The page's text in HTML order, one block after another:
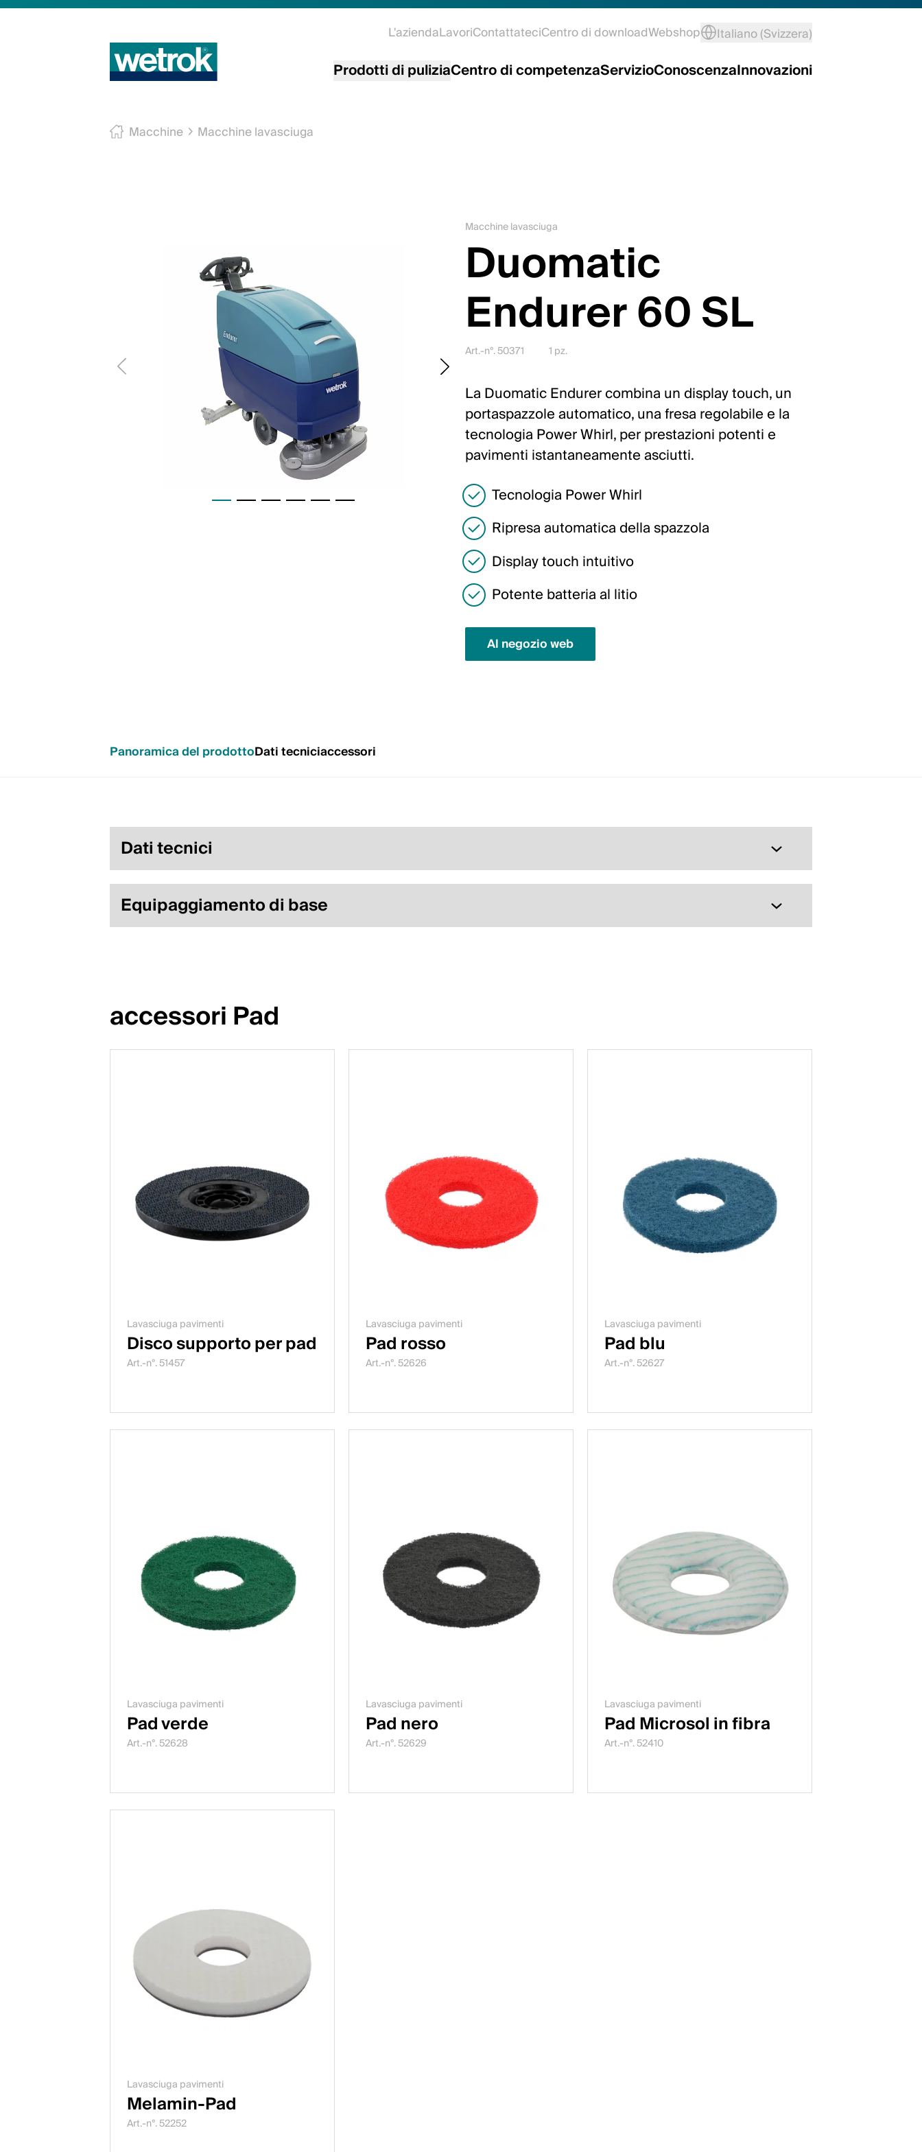
L'aziendaLavoriContattateciCentro di downloadWebshop Italiano (Svizzera)
Prodotti di puliziaCentro di competenzaServizioConoscenzaInnovazioni
Macchine Macchine lavasciuga
Macchine lavasciuga
Duomatic
Endurer 60 SL
Art.-n°. 50371 1 pz.
La Duomatic Endurer combina un display touch, un
portaspazzole automatico, una fresa regolabile e la
tecnologia Power Whirl, per prestazioni potenti e
pavimenti istantaneamente asciutti.
Tecnologia Power Whirl
Ripresa automatica della spazzola
Display touch intuitivo
Potente batteria al litio
Al negozio web
Panoramica del prodottoDati tecniciaccessori
Dati tecnici
Equipaggiamento di base
accessori Pad
Lavasciuga pavimenti
Disco supporto per pad
Art.-n°. 51457
Lavasciuga pavimenti
Pad rosso
Art.-n°. 52626
Lavasciuga pavimenti
Pad blu
Art.-n°. 52627
Lavasciuga pavimenti
Pad verde
Art.-n°. 52628
Lavasciuga pavimenti
Pad nero
Art.-n°. 52629
Lavasciuga pavimenti
Pad Microsol in fibra
Art.-n°. 52410
Lavasciuga pavimenti
Melamin-Pad
Art.-n°. 52252